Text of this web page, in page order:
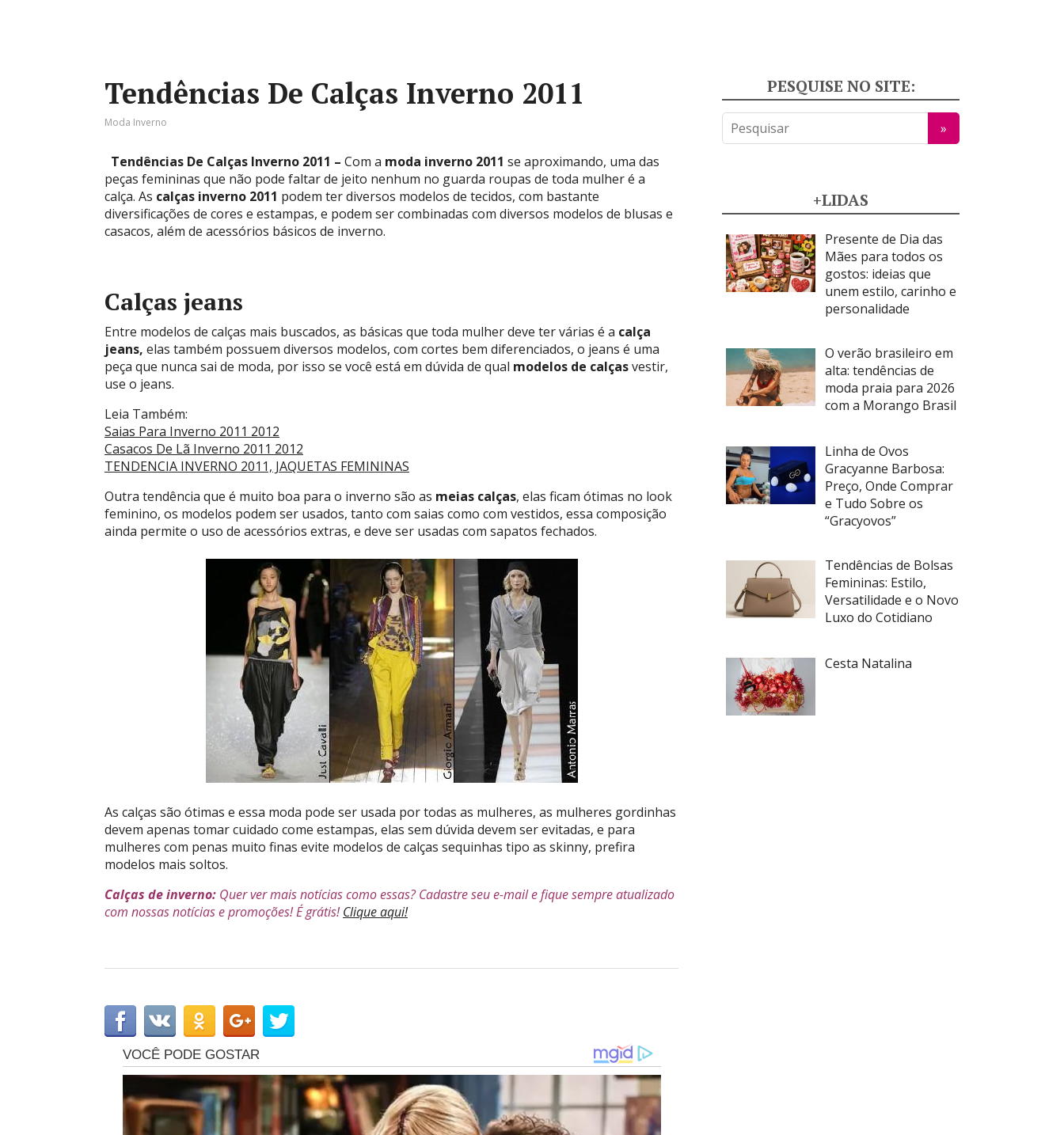
Tendências De Calças Inverno 2011
Moda Inverno
Tendências De Calças Inverno 2011 – Com a moda inverno 2011 se aproximando, uma das
peças femininas que não pode faltar de jeito nenhum no guarda roupas de toda mulher é a
calça. As calças inverno 2011 podem ter diversos modelos de tecidos, com bastante
diversificações de cores e estampas, e podem ser combinadas com diversos modelos de blusas e
casacos, além de acessórios básicos de inverno.
Calças jeans
Entre modelos de calças mais buscados, as básicas que toda mulher deve ter várias é a calça
jeans, elas também possuem diversos modelos, com cortes bem diferenciados, o jeans é uma
peça que nunca sai de moda, por isso se você está em dúvida de qual modelos de calçasvestir,
use o jeans.
Leia Também:
Saias Para Inverno 2011 2012
Casacos De Lã Inverno 2011 2012
TENDENCIA INVERNO 2011, JAQUETAS FEMININAS
Outra tendência que é muito boa para o inverno são as meias calças, elas ficam ótimas no look
feminino, os modelos podem ser usados, tanto com saias como com vestidos, essa composição
ainda permite o uso de acessórios extras, e deve ser usadas com sapatos fechados.
As calças são ótimas e essa moda pode ser usada por todas as mulheres, as mulheres gordinhas
devem apenas tomar cuidado come estampas, elas sem dúvida devem ser evitadas, e para
mulheres com penas muito finas evite modelos de calças sequinhas tipo as skinny, prefira
modelos mais soltos.
Calças de inverno: Quer ver mais notícias como essas? Cadastre seu e-mail e fique sempre atualizado
com nossas notícias e promoções! É grátis!Clique aqui!
PESQUISE NO SITE:
+LIDAS
Presente de Dia das
Mães para todos os
gostos: ideias que
unem estilo, carinho e
personalidade
O verão brasileiro em
alta: tendências de
moda praia para 2026
com a Morango Brasil
Linha de Ovos
Gracyanne Barbosa:
Preço, Onde Comprar
e Tudo Sobre os
“Gracyovos”
Tendências de Bolsas
Femininas: Estilo,
Versatilidade e o Novo
Luxo do Cotidiano
Cesta Natalina